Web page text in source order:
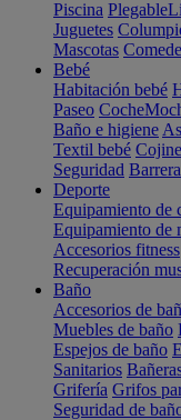
Piscina Plegable
Juguetes
Mascotas
Bebé
Habitación bebé
Paseo Coche
Baño e higiene
Textil bebé
Seguridad
Deporte
Equipamiento de
Equipamiento de
Accesorios fitness
Recuperación
Baño
Accesorios de
Muebles de baño
Espejos de baño
Sanitarios
Grifería Grifos
Seguridad de